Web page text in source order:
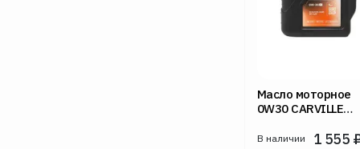
Масло моторное
0W30 CARVILLE
В наличии 1 555